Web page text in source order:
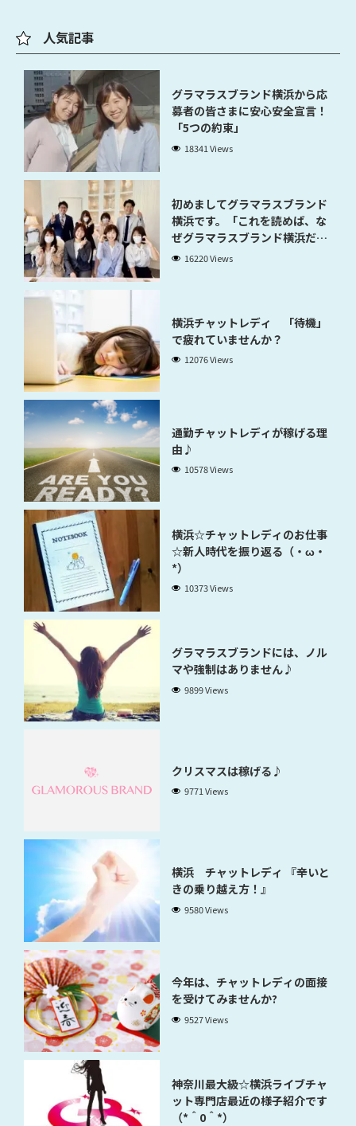
人気記事
グラマラスブランド横浜から応
募者の皆さまに安心安全宣言！
「5つの約束」
18341 Views
初めましてグラマラスブランド
横浜です。「これを読めば、な
ぜグラマラスブランド横浜だと
稼げるのかが分かります」
16220 Views
横浜チャットレディ 「待機」
で疲れていませんか？
12076 Views
通勤チャットレディが稼げる理
由♪
10578 Views
横浜☆チャットレディのお仕事
☆新人時代を振り返る（・ω・
*）
10373 Views
グラマラスブランドには、ノル
マや強制はありません♪
9899 Views
クリスマスは稼げる♪
9771 Views
横浜 チャットレディ 『辛いと
きの乗り越え方！』
9580 Views
今年は、チャットレディの面接
を受けてみませんか?
9527 Views
神奈川最大級☆横浜ライブチャ
ット専門店最近の様子紹介です
（*＾0＾*）